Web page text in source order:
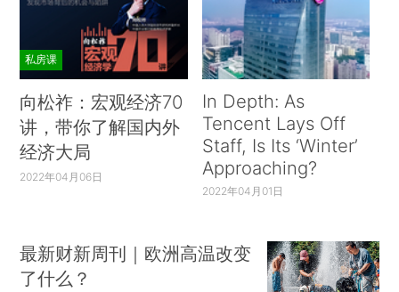
私房课
向松祚：宏观经济70
讲，带你了解国内外
经济大局
2022年04月06日
In Depth: As
Tencent Lays Off
Staff, Is Its ‘Winter’
Approaching?
2022年04月01日
最新财新周刊｜欧洲高温改变
了什么？